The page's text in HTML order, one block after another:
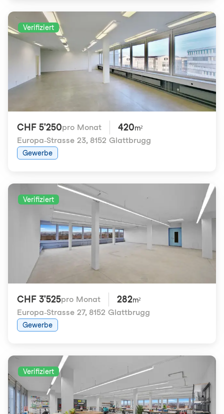
Verifiziert
CHF 5'250pro Monat 420m²
Europa-Strasse 23, 8152 Glattbrugg
Gewerbe
Verifiziert
CHF 3'525pro Monat 282m²
Europa-Strasse 27, 8152 Glattbrugg
Gewerbe
Verifiziert